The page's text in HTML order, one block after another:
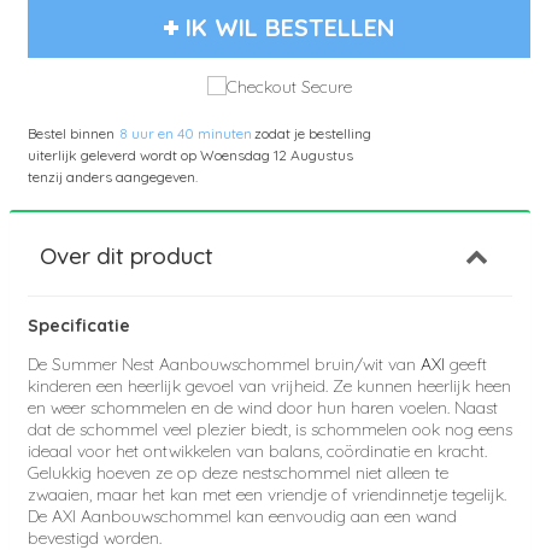
IK WIL BESTELLEN
Bestel binnen 8 uur en 40 minutenzodat je bestelling
uiterlijk geleverd wordt op Woensdag 12 Augustus
tenzij anders aangegeven.
Over dit product
Specificatie
De Summer Nest Aanbouwschommel bruin/wit van AXI geeft
kinderen een heerlijk gevoel van vrijheid. Ze kunnen heerlijk heen
en weer schommelen en de wind door hun haren voelen. Naast
dat de schommel veel plezier biedt, is schommelen ook nog eens
ideaal voor het ontwikkelen van balans, coördinatie en kracht.
Gelukkig hoeven ze op deze nestschommel niet alleen te
zwaaien, maar het kan met een vriendje of vriendinnetje tegelijk.
De AXI Aanbouwschommel kan eenvoudig aan een wand
bevestigd worden.